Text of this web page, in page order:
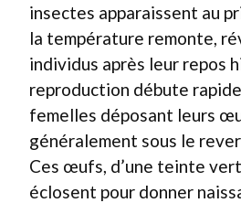
insectes apparaissent au
la température remonte,
individus après leur repos
reproduction débute
femelles déposant leurs
généralement sous le
Ces œufs, d’une teinte
éclosent pour donner